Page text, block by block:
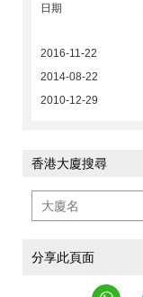
日期
2016-11-22
2014-08-22
2010-12-29
香港大廈搜尋
分享此頁面